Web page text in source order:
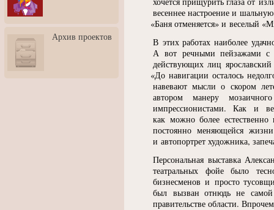
карьеру
скульптором Дмитрием
Тугариновым
АртБульвар в День города
Архив проектов
весеннее настроение и
«Баня отменяется» и веселый «
В этих работах наиболее
А вот речными пейзажами с
действующих лиц
«До навигации осталось
навевают мысли о скором
автором манеру
импрессионистами. Как и
как можно более
постоянно меняющейся
и автопортрет художника,
Персональная выставка
театральных фойе было
бизнесменов и просто
был вызван отнюдь не
правительстве области.